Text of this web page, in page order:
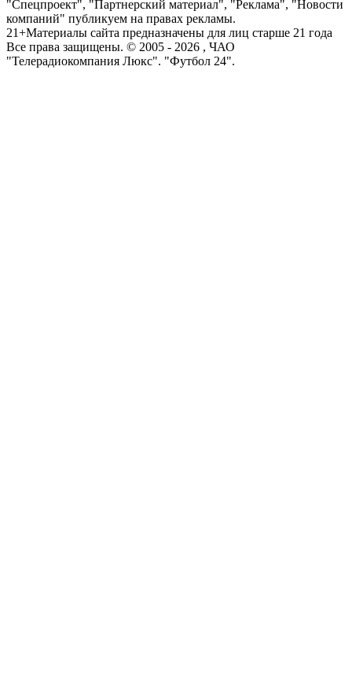
"Спецпроект", "Партнерский материал", "Реклама", "Новости
компаний" публикуем на правах рекламы.
21+Материалы сайта предназначены для лиц старше 21 года
Все права защищены. © 2005 - 2026 , ЧАО
"Телерадиокомпания Люкс". "Футбол 24".